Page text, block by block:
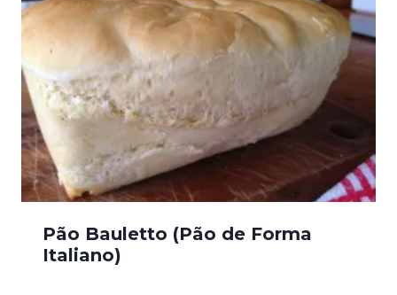
Pão Bauletto (Pão de Forma
Italiano)